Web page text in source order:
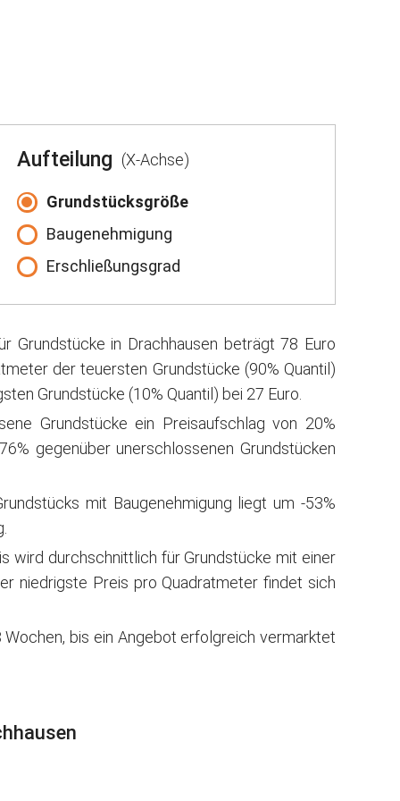
Aufteilung (X-Achse)
Grundstücksgröße
Baugenehmigung
Erschließungsgrad
Grundstücke in Drachhausen beträgt 78 Euro
der teuersten Grundstücke (90% Quantil)
Grundstücke (10% Quantil) bei 27 Euro.
Grundstücke ein Preisaufschlag von 20%
gegenüber unerschlossenen Grundstücken
mit Baugenehmigung liegt um -53%
wird durchschnittlich für Grundstücke mit einer
niedrigste Preis pro Quadratmeter findet sich
bis ein Angebot erfolgreich vermarktet